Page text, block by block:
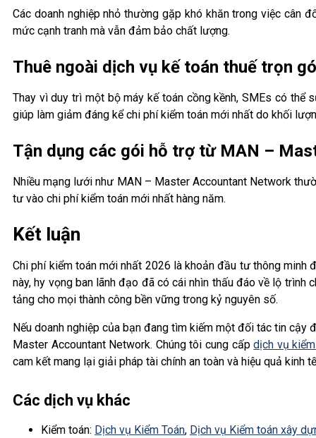
Các doanh nghiệp nhỏ thường gặp khó khăn trong việc cân
mức cạnh tranh mà vẫn đảm bảo chất lượng.
Thuê ngoài dịch vụ kế toán thuế trọn
Thay vì duy trì một bộ máy kế toán cồng kềnh, SMEs có
giúp làm giảm đáng kể chi phí kiểm toán mới nhất do khối
Tận dụng các gói hỗ trợ từ MAN –
Nhiều mạng lưới như MAN – Master Accountant Network
tư vào chi phí kiểm toán mới nhất hàng năm.
Kết luận
Chi phí kiểm toán mới nhất 2026 là khoản đầu tư thông minh
này, hy vọng ban lãnh đạo đã có cái nhìn thấu đáo về lộ
tảng cho mọi thành công bền vững trong kỷ nguyên số.
Nếu doanh nghiệp của bạn đang tìm kiếm một đối tác tin
Master Accountant Network. Chúng tôi cung cấpdịch vụ
cam kết mang lại giải pháp tài chính an toàn và hiệu quả kinh
Các dịch vụ khác
Kiểm toán: Dịch vụ Kiểm Toán, Dịch vụ Kiểm toán xây